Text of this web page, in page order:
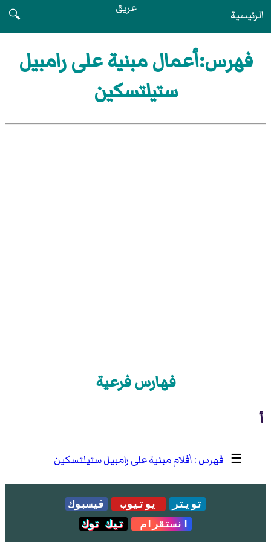
الرئيسية عريق
🔍
فهرس:أعمال مبنية على رامبيل
ستيلتسكين
فهارس فرعية
أ
☰ أفلام مبنية على رامبيل ستيلتسكين
تويتر يوتيوب
فيسبوك
انستقرام
تيك توك